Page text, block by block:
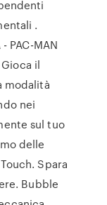
.
PAC-MAN
Gioca il
modalità
nei
sul tuo
delle
Spara
Bubble